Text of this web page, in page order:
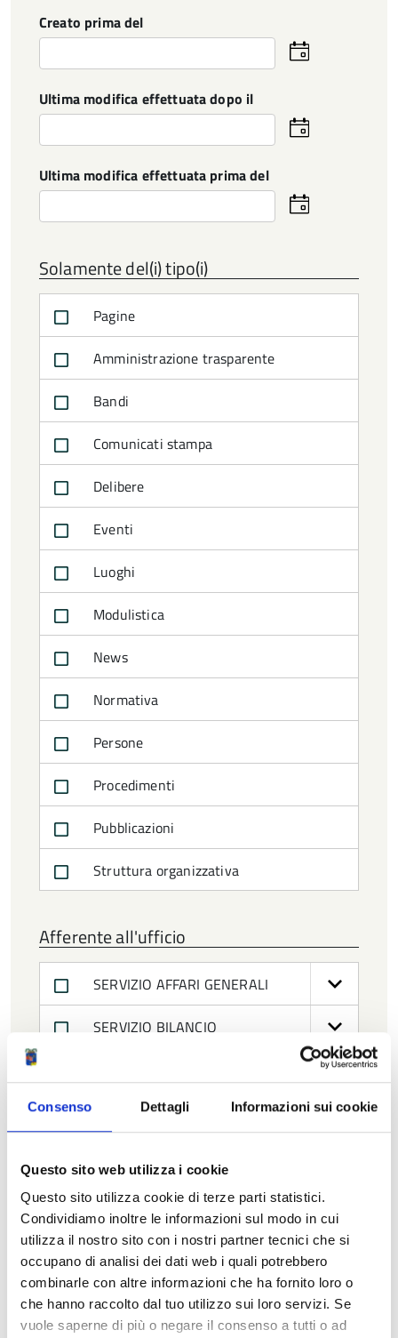
Consenso Dettagli Informazioni sui cookie
Questo sito web utilizza i cookie
Questo sito utilizza cookie di terze parti statistici.
Condividiamo inoltre le informazioni sul modo in cui
utilizza il nostro sito con i nostri partner tecnici che si
occupano di analisi dei dati web i quali potrebbero
combinarle con altre informazioni che ha fornito loro o
che hanno raccolto dal tuo utilizzo sui loro servizi. Se
vuole saperne di più o negare il consenso a tutti o ad
Creato prima del
Seleziona
la
Ultima modifica effettuata dopo il
Seleziona
la
Ultima modifica effettuata prima del
Seleziona
la
Solamente del(i) tipo(i)
Pagine
Amministrazione trasparente
Bandi
Comunicati stampa
Delibere
Eventi
Luoghi
Modulistica
News
Normativa
Persone
Procedimenti
Pubblicazioni
Struttura organizzativa
Afferente all'ufficio
SERVIZIO AFFARI GENERALI
SERVIZIO BILANCIO
MOBILITA' SOSTENIBILE E PATRIMONIO
SERVIZIO PIANIFICAZIONE
TERRITORIALE
SERVIZIO SICUREZZA SISMICA,
EDILIZIA E PROGRAMMAZIONE
SCOLASTICA
SERVIZIO SISTEMI INFORMATIVI E